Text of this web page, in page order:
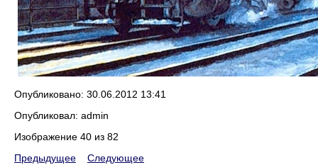
Опубликовано: 30.06.2012 13:41
Опубликовал: admin
Изображение 40 из 82
Предыдущее
Следующее